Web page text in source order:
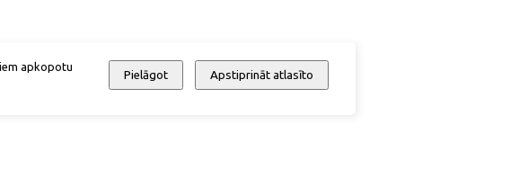
apkopotu
Pielāgot Apstiprināt atlasīto